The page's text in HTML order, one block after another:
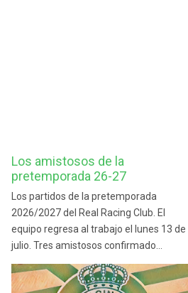
Los amistosos de la
pretemporada 26-27
Los partidos de la pretemporada
2026/2027 del Real Racing Club. El
equipo regresa al trabajo el lunes 13 de
julio. Tres amistosos confirmado...